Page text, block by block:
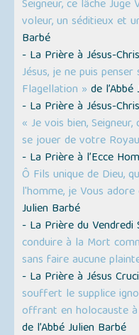
Seigneur, ce lâche
voleur, un séditieux et
Barbé
- La Prière à Jésus-
Jésus, je ne puis
Flagellation » de
- La Prière à Jésus-
« Je vois bien,
se jouer de votre
- La Prière à l’Ecce
Ô Fils unique de Dieu,
l'homme, je Vous
Julien Barbé
- La Prière du Vendredi
conduire à la Mort
sans faire aucune
- La Prière à Jésus
souffert le supplice
offrant en holocauste
de l’Abbé Julien Barbé